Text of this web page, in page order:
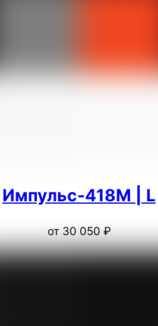
Импульс-418M | L
от 30 050 ₽